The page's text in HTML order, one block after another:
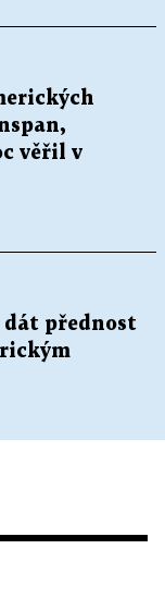
věřil v
dát přednost